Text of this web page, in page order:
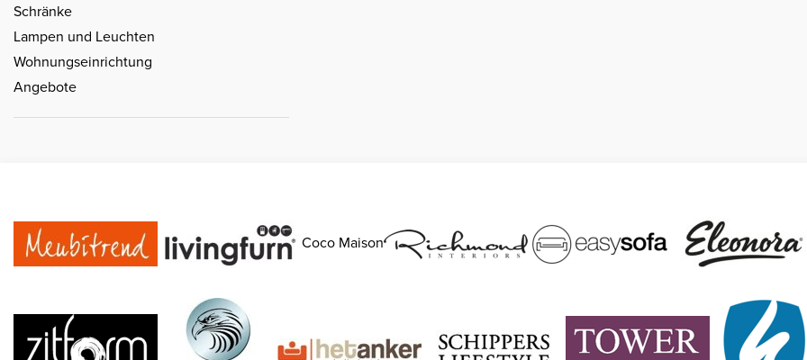
Schränke
Lampen und Leuchten
Wohnungseinrichtung
Angebote
Coco Maison